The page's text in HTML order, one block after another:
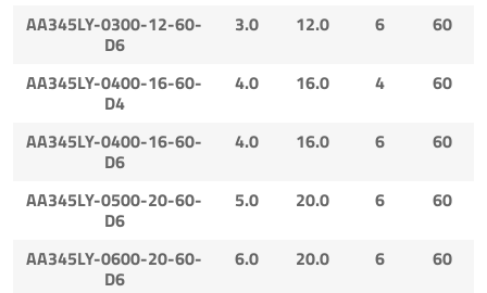
AA345LY-0300-12-60-
D6
3.0 12.0 6 60
AA345LY-0400-16-60-
D4
4.0 16.0 4 60
AA345LY-0400-16-60-
D6
4.0 16.0 6 60
AA345LY-0500-20-60-
D6
5.0 20.0 6 60
AA345LY-0600-20-60-
D6
6.0 20.0 6 60